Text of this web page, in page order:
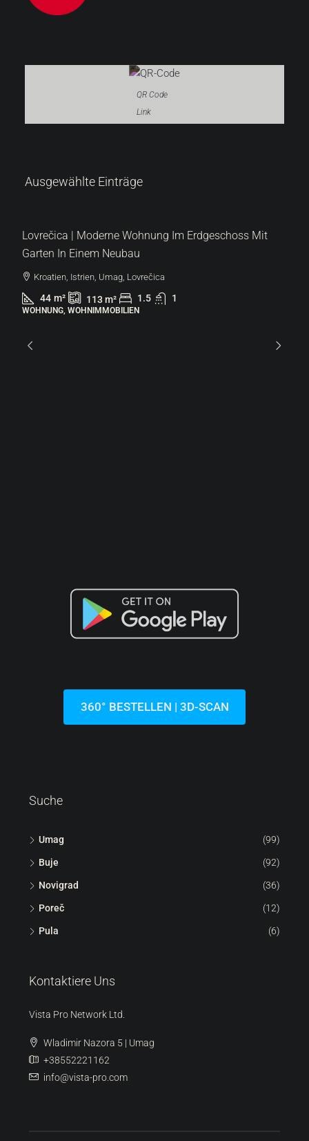
QR Code
Link
Ausgewählte Einträge
287.000 €
Lovrečica | Moderne Wohnung Im Erdgeschoss Mit
Garten In Einem Neubau
Kroatien, Istrien, Umag, Lovrečica
44 m² 113m² 1.5 1
WOHNUNG, WOHNIMMOBILIEN
360° BESTELLEN | 3D-SCAN
Suche
Umag (99)
Buje (92)
Novigrad (36)
Poreč (12)
Pula (6)
Kontaktiere Uns
Vista Pro Network Ltd.
Wladimir Nazora 5 | Umag
+38552221162
info@vista-pro.com